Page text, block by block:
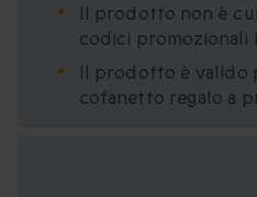
Il prodotto non è
codici promozionali
Il prodotto è valido
cofanetto regalo a